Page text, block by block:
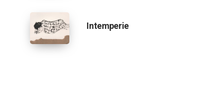
Intemperie